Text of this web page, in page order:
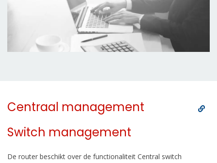
Centraal management
Switch management
De router beschikt over de functionaliteit Central switch